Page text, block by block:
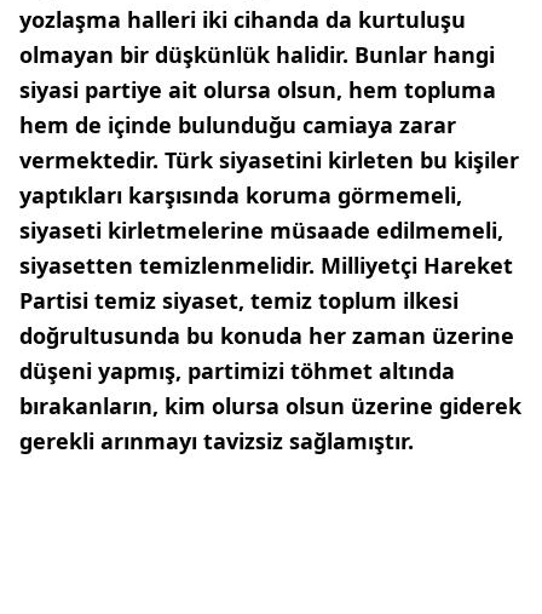
yozlaşma halleri iki cihanda da kurtuluşu
olmayan bir düşkünlük halidir. Bunlar hangi
siyasi partiye ait olursa olsun, hem topluma
hem de içinde bulunduğu camiaya zarar
vermektedir. Türk siyasetini kirleten bu kişiler
yaptıkları karşısında koruma görmemeli,
siyaseti kirletmelerine müsaade edilmemeli,
siyasetten temizlenmelidir. Milliyetçi Hareket
Partisi temiz siyaset, temiz toplum ilkesi
doğrultusunda bu konuda her zaman üzerine
düşeni yapmış, partimizi töhmet altında
bırakanların, kim olursa olsun üzerine giderek
gerekli arınmayı tavizsiz sağlamıştır.